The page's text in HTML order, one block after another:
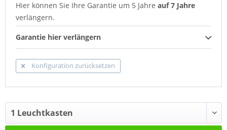
Hier können Sie Ihre Garantie um 5 Jahre auf 7 Jahre
verlängern.
Garantie hier verlängern
Konfiguration zurücksetzen